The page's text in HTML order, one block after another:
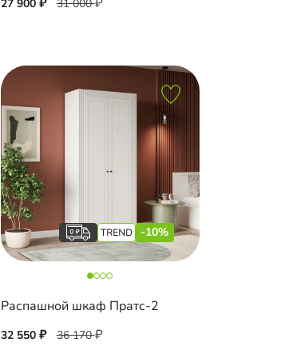
27 900 31 000
-10%
Распашной шкаф Пратс-2
32 550 36 170